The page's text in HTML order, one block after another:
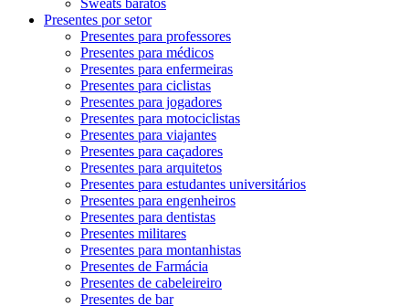
Presentes por setor
Presentes para professores
Presentes para médicos
Presentes para enfermeiras
Presentes para ciclistas
Presentes para jogadores
Presentes para motociclistas
Presentes para viajantes
Presentes para caçadores
Presentes para arquitetos
Presentes para estudantes universitários
Presentes para engenheiros
Presentes para dentistas
Presentes militares
Presentes para montanhistas
Presentes de Farmácia
Presentes de cabeleireiro
Presentes de bar